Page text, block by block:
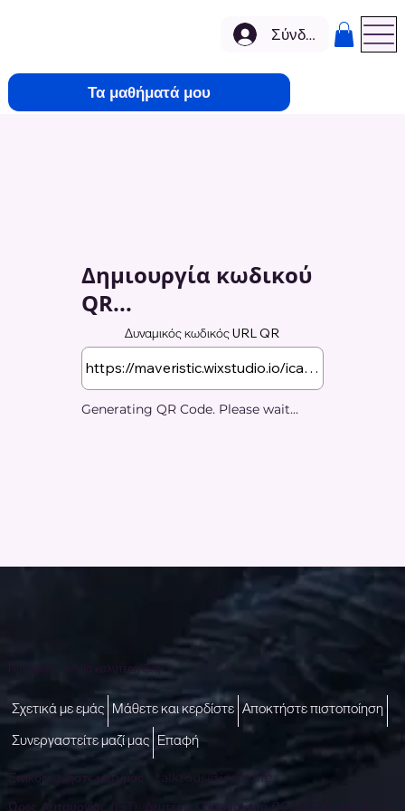
Τα μαθήματά μου
Σύνδεση
Δημιουργία κωδικού
QR...
Δυναμικός κωδικός URL QR
Generating QR Code. Please wait...
Πρόσβαση σε μια καλύτερη ζωή
Επικοινωνήστε μαζί μας - talktous@icare.life
Σχετικά με εμάς Μάθετε και κερδίστε Αποκτήστε πιστοποίηση
Συνεργαστείτε μαζί μας Επαφή
Ώρες Λειτουργίας (IST): Δευτέρα - Παρασκευή (10:00 π.μ. έως 6:00